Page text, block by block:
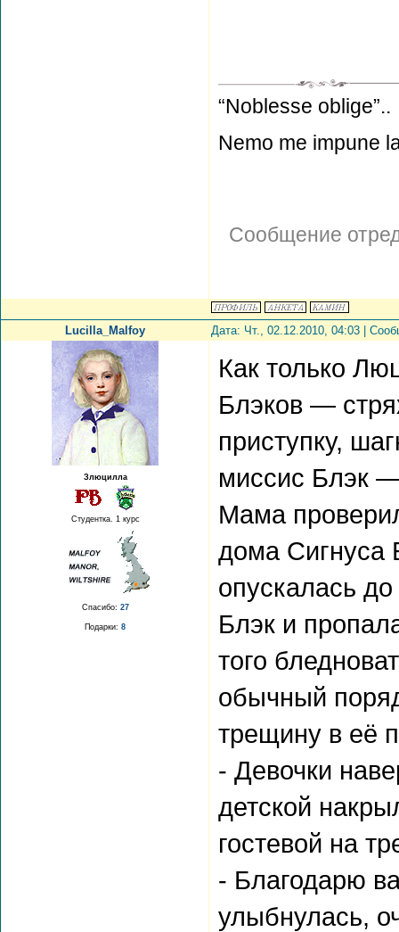
“Noblesse oblige”..
Nemo me impune
Сообщение
Lucilla_Malfoy Дата: Чт., 02.12.2010, 04:03 |
Злюцилла
Студентка. 1 курс
Спасибо: 27
Подарки: 8
Как только
Блэков —
приступку,
миссис Блэк
Мама
дома Сигнуса
опускалась
Блэк и
того
обычный
трещину в её
- Девочки
детской
гостевой на
- Благодарю
улыбнулась,